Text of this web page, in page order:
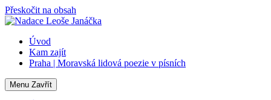
Přeskočit na obsah
Úvod
Kam zajít
Praha | Moravská lidová poezie v písních
Menu Zavřít